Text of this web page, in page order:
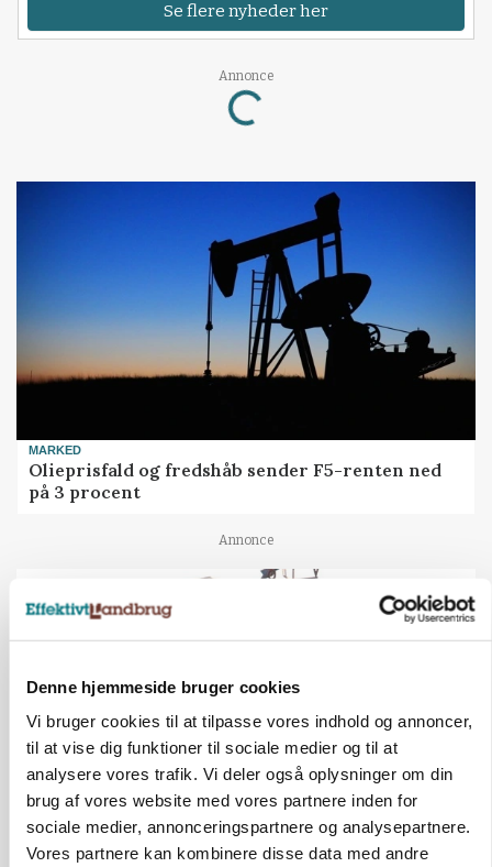
Denne hjemmeside bruger cookies
Vi bruger cookies til at tilpasse vores indhold og annoncer,
til at vise dig funktioner til sociale medier og til at
analysere vores trafik. Vi deler også oplysninger om din
brug af vores website med vores partnere inden for
sociale medier, annonceringspartnere og analysepartnere.
Vores partnere kan kombinere disse data med andre
Se flere nyheder her
Annonce
Loading...
MARKED
Olieprisfald og fredshåb sender F5-renten ned
på 3 procent
Annonce
KULTUR
Tæller Aabybro Mejeri og Axel Månsson: 21